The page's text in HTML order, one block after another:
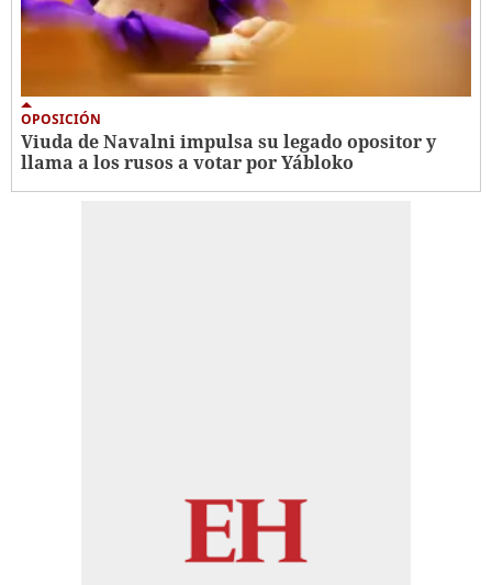
OPOSICIÓN
Viuda de Navalni impulsa su legado opositor y
llama a los rusos a votar por Yábloko